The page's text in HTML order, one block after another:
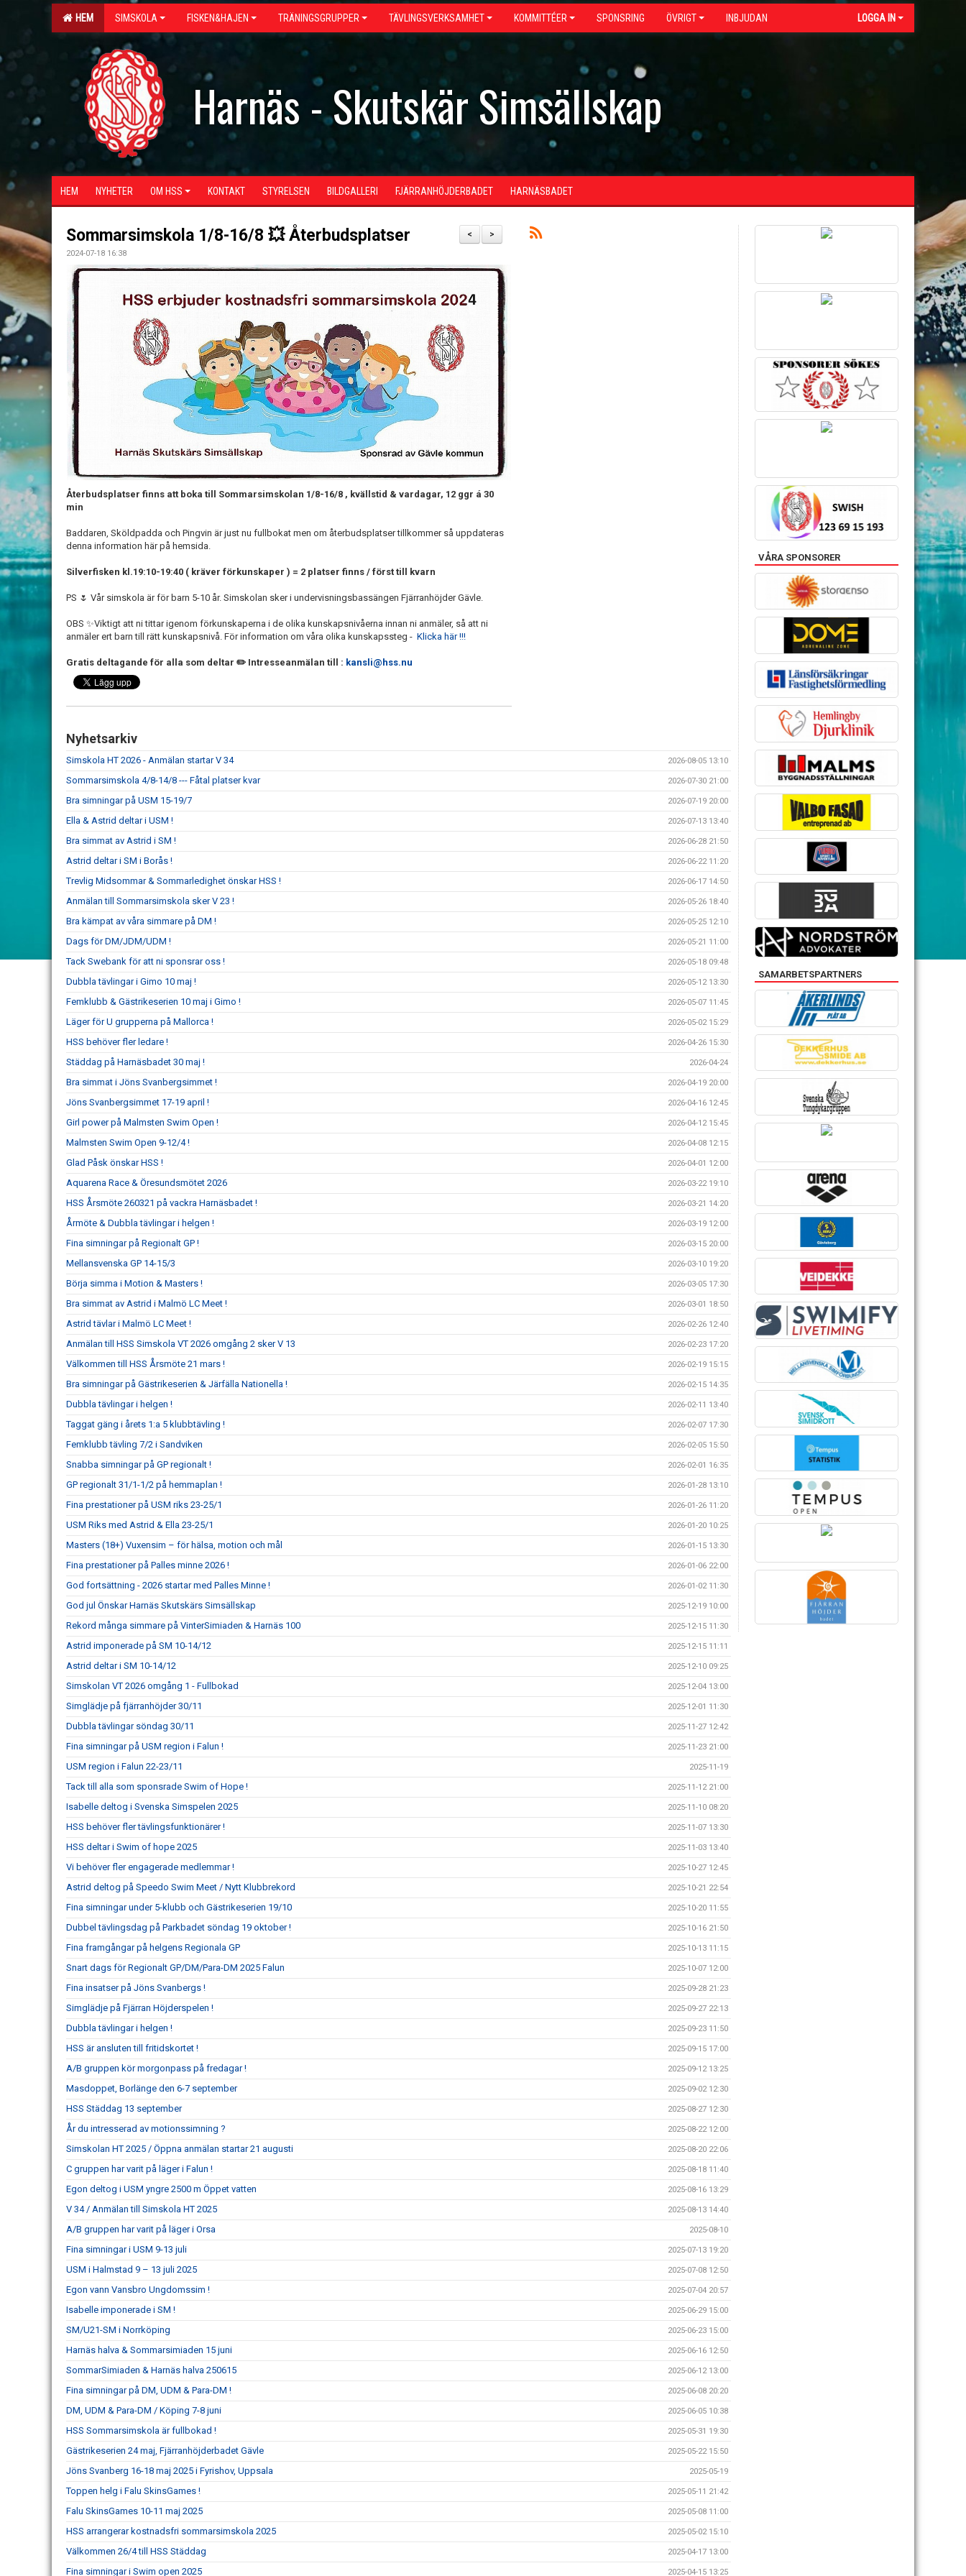
HEM SIMSKOLA FISKEN&HAJEN TRÄNINGSGRUPPER TÄVLINGSVERKSAMHET KOMMITTÉER SPONSRING ÖVRIGT INBJUDAN LOGGA IN
Harnäs - Skutskär Simsällskap
HEM NYHETER OM HSS KONTAKT STYRELSEN BILDGALLERI FJÄRRANHÖJDERBADET HARNÄSBADET
>
<
Sommarsimskola 1/8-16/8 💥 Återbudsplatser
2024-07-18 16:38
Återbudsplatser finns att boka till Sommarsimskolan 1/8-16/8 , kvällstid & vardagar, 12 ggr á 30
min
Baddaren, Sköldpadda och Pingvin är just nu fullbokat men om återbudsplatser tillkommer så uppdateras
denna information här på hemsida.
Silverfisken kl.19:10-19:40 ( kräver förkunskaper ) = 2 platser finns / först till kvarn
PS 🌷 Vår simskola är för barn 5-10 år. Simskolan sker i undervisningsbassängen Fjärranhöjder Gävle.
OBS ✨Viktigt att ni tittar igenom förkunskaperna i de olika kunskapsnivåerna innan ni anmäler, så att ni
anmäler ert barn till rätt kunskapsnivå. För information om våra olika kunskapssteg - Klicka här !!!
Gratis deltagande för alla som deltar ✏️ Intresseanmälan till : kansli@hss.nu
Nyhetsarkiv
Simskola HT 2026 - Anmälan startar V 34 2026-08-05 13:10
Sommarsimskola 4/8-14/8 --- Fåtal platser kvar 2026-07-30 21:00
Bra simningar på USM 15-19/7 2026-07-19 20:00
Ella & Astrid deltar i USM ! 2026-07-13 13:40
Bra simmat av Astrid i SM ! 2026-06-28 21:50
Astrid deltar i SM i Borås ! 2026-06-22 11:20
Trevlig Midsommar & Sommarledighet önskar HSS ! 2026-06-17 14:50
Anmälan till Sommarsimskola sker V 23 ! 2026-05-26 18:40
Bra kämpat av våra simmare på DM ! 2026-05-25 12:10
Dags för DM/JDM/UDM ! 2026-05-21 11:00
Tack Swebank för att ni sponsrar oss ! 2026-05-18 09:48
Dubbla tävlingar i Gimo 10 maj ! 2026-05-12 13:30
Femklubb & Gästrikeserien 10 maj i Gimo ! 2026-05-07 11:45
Läger för U grupperna på Mallorca ! 2026-05-02 15:29
HSS behöver fler ledare ! 2026-04-26 15:30
Städdag på Harnäsbadet 30 maj ! 2026-04-24
Bra simmat i Jöns Svanbergsimmet ! 2026-04-19 20:00
Jöns Svanbergsimmet 17-19 april ! 2026-04-16 12:45
Girl power på Malmsten Swim Open ! 2026-04-12 15:45
Malmsten Swim Open 9-12/4 ! 2026-04-08 12:15
Glad Påsk önskar HSS ! 2026-04-01 12:00
Aquarena Race & Öresundsmötet 2026 2026-03-22 19:10
HSS Årsmöte 260321 på vackra Harnäsbadet ! 2026-03-21 14:20
Årmöte & Dubbla tävlingar i helgen ! 2026-03-19 12:00
Fina simningar på Regionalt GP ! 2026-03-15 20:00
Mellansvenska GP 14-15/3 2026-03-10 19:20
Börja simma i Motion & Masters ! 2026-03-05 17:30
Bra simmat av Astrid i Malmö LC Meet ! 2026-03-01 18:50
Astrid tävlar i Malmö LC Meet ! 2026-02-26 12:40
Anmälan till HSS Simskola VT 2026 omgång 2 sker V 13 2026-02-23 17:20
Välkommen till HSS Årsmöte 21 mars ! 2026-02-19 15:15
Bra simningar på Gästrikeserien & Järfälla Nationella ! 2026-02-15 14:35
Dubbla tävlingar i helgen ! 2026-02-11 13:40
Taggat gäng i årets 1:a 5 klubbtävling ! 2026-02-07 17:30
Femklubb tävling 7/2 i Sandviken 2026-02-05 15:50
Snabba simningar på GP regionalt ! 2026-02-01 16:35
GP regionalt 31/1-1/2 på hemmaplan ! 2026-01-28 13:10
Fina prestationer på USM riks 23-25/1 2026-01-26 11:20
USM Riks med Astrid & Ella 23-25/1 2026-01-20 10:25
Masters (18+) Vuxensim – för hälsa, motion och mål 2026-01-15 13:30
Fina prestationer på Palles minne 2026 ! 2026-01-06 22:00
God fortsättning - 2026 startar med Palles Minne ! 2026-01-02 11:30
God jul Önskar Harnäs Skutskärs Simsällskap 2025-12-19 10:00
Rekord många simmare på VinterSimiaden & Harnäs 100 2025-12-15 11:30
Astrid imponerade på SM 10-14/12 2025-12-15 11:11
Astrid deltar i SM 10-14/12 2025-12-10 09:25
Simskolan VT 2026 omgång 1 - Fullbokad 2025-12-04 13:00
Simglädje på fjärranhöjder 30/11 2025-12-01 11:30
Dubbla tävlingar söndag 30/11 2025-11-27 12:42
Fina simningar på USM region i Falun ! 2025-11-23 21:00
USM region i Falun 22-23/11 2025-11-19
Tack till alla som sponsrade Swim of Hope ! 2025-11-12 21:00
Isabelle deltog i Svenska Simspelen 2025 2025-11-10 08:20
HSS behöver fler tävlingsfunktionärer ! 2025-11-07 13:30
HSS deltar i Swim of hope 2025 2025-11-03 13:40
Vi behöver fler engagerade medlemmar ! 2025-10-27 12:45
Astrid deltog på Speedo Swim Meet / Nytt Klubbrekord 2025-10-21 22:54
Fina simningar under 5-klubb och Gästrikeserien 19/10 2025-10-20 11:55
Dubbel tävlingsdag på Parkbadet söndag 19 oktober ! 2025-10-16 21:50
Fina framgångar på helgens Regionala GP 2025-10-13 11:15
Snart dags för Regionalt GP/DM/Para-DM 2025 Falun 2025-10-07 12:00
Fina insatser på Jöns Svanbergs ! 2025-09-28 21:23
Simglädje på Fjärran Höjderspelen ! 2025-09-27 22:13
Dubbla tävlingar i helgen ! 2025-09-23 11:50
HSS är ansluten till fritidskortet ! 2025-09-15 17:00
A/B gruppen kör morgonpass på fredagar ! 2025-09-12 13:25
Masdoppet, Borlänge den 6-7 september 2025-09-02 12:30
HSS Städdag 13 september 2025-08-27 12:30
År du intresserad av motionssimning ? 2025-08-22 12:00
Simskolan HT 2025 / Öppna anmälan startar 21 augusti 2025-08-20 22:06
C gruppen har varit på läger i Falun ! 2025-08-18 11:40
Egon deltog i USM yngre 2500 m Öppet vatten 2025-08-16 13:29
V 34 / Anmälan till Simskola HT 2025 2025-08-13 14:40
A/B gruppen har varit på läger i Orsa 2025-08-10
Fina simningar i USM 9-13 juli 2025-07-13 19:20
USM i Halmstad 9 – 13 juli 2025 2025-07-08 12:50
Egon vann Vansbro Ungdomssim ! 2025-07-04 20:57
Isabelle imponerade i SM ! 2025-06-29 15:00
SM/U21-SM i Norrköping 2025-06-23 15:00
Harnäs halva & Sommarsimiaden 15 juni 2025-06-16 12:50
SommarSimiaden & Harnäs halva 250615 2025-06-12 13:00
Fina simningar på DM, UDM & Para-DM ! 2025-06-08 20:20
DM, UDM & Para-DM / Köping 7-8 juni 2025-06-05 10:38
HSS Sommarsimskola är fullbokad ! 2025-05-31 19:30
Gästrikeserien 24 maj, Fjärranhöjderbadet Gävle 2025-05-22 15:50
Jöns Svanberg 16-18 maj 2025 i Fyrishov, Uppsala 2025-05-19
Toppen helg i Falu SkinsGames ! 2025-05-11 21:42
Falu SkinsGames 10-11 maj 2025 2025-05-08 11:00
HSS arrangerar kostnadsfri sommarsimskola 2025 2025-05-02 15:10
Välkommen 26/4 till HSS Städdag 2025-04-17 13:00
Fina simningar i Swim open 2025 2025-04-15 13:25
VÅRA SPONSORER
SAMARBETSPARTNERS